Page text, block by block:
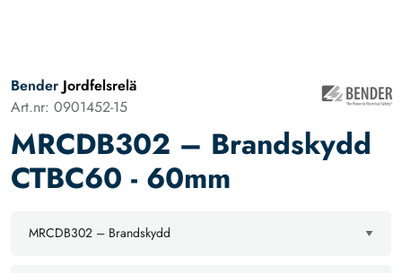
Bender Jordfelsrelä
Art.nr: 0901452-15
MRCDB302 – Brandskydd
CTBC60 - 60mm